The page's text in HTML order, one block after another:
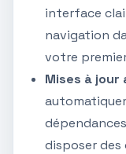
interface
navigation
votre
Mises à jour
disposer